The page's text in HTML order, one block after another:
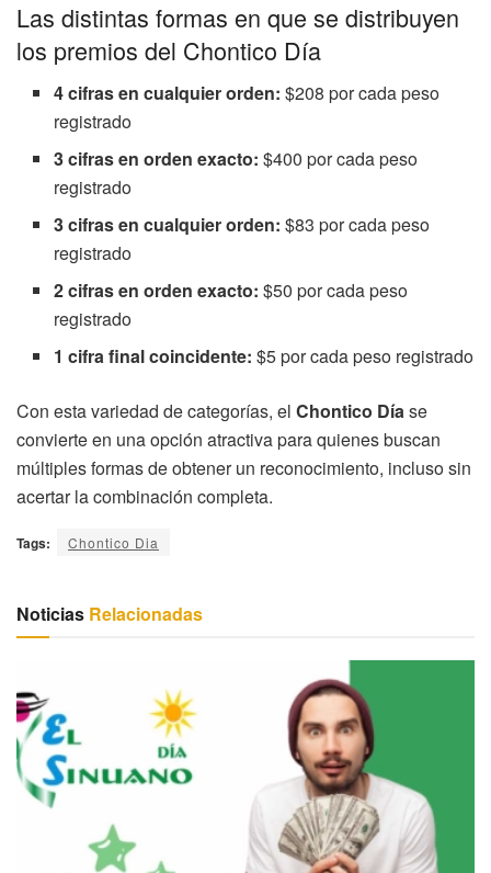
Las distintas formas en que se distribuyen
los premios del Chontico Día
4 cifras en cualquier orden: $208 por cada peso
registrado
3 cifras en orden exacto: $400 por cada peso
registrado
3 cifras en cualquier orden: $83 por cada peso
registrado
2 cifras en orden exacto: $50 por cada peso
registrado
1 cifra final coincidente: $5 por cada peso registrado
Con esta variedad de categorías, el Chontico Díase
convierte en una opción atractiva para quienes buscan
múltiples formas de obtener un reconocimiento, incluso sin
acertar la combinación completa.
Tags: Chontico Dia
Noticias Relacionadas